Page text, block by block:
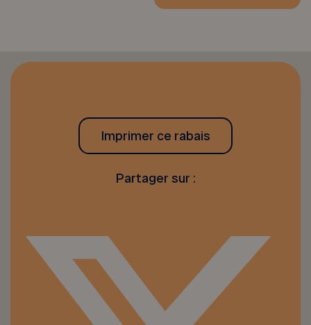
Imprimer ce rabais
Partager sur :